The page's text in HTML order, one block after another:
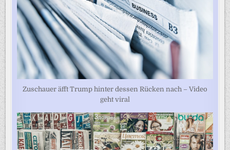
Zuschauer äfft Trump hinter dessen Rücken nach – Video
geht viral